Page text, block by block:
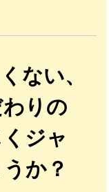
ない、
りの
ジャ
か？